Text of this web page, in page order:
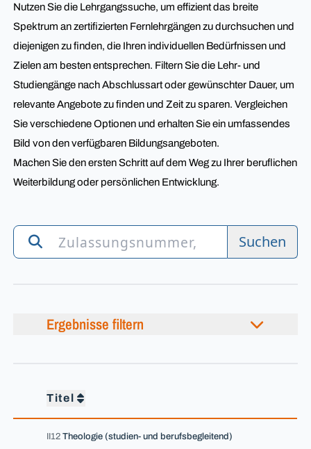
Nutzen Sie die Lehrgangssuche, um effizient das breite
Spektrum an zertifizierten Fernlehrgängen zu durchsuchen und
diejenigen zu finden, die Ihren individuellen Bedürfnissen und
Zielen am besten entsprechen. Filtern Sie die Lehr- und
Studiengänge nach Abschlussart oder gewünschter Dauer, um
relevante Angebote zu finden und Zeit zu sparen. Vergleichen
Sie verschiedene Optionen und erhalten Sie ein umfassendes
Bild von den verfügbaren Bildungsangeboten.
Machen Sie den ersten Schritt auf dem Weg zu Ihrer beruflichen
Weiterbildung oder persönlichen Entwicklung.
Suchen
Ergebnisse filtern
Titel
II12 Theologie (studien- und berufsbegleitend)